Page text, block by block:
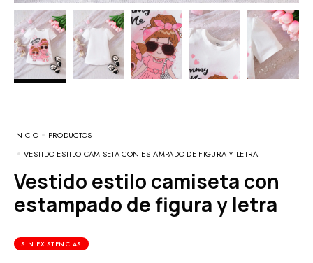
INICIO
PRODUCTOS
VESTIDO ESTILO CAMISETA CON ESTAMPADO DE FIGURA Y LETRA
Vestido estilo camiseta con
estampado de figura y letra
SIN EXISTENCIAS